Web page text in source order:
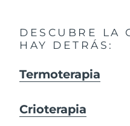
DESCUBRE LA
HAY DETRÁS:
Termoterapia
Crioterapia